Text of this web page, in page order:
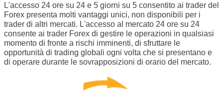
L'accesso 24 ore su 24 e 5 giorni su 5 consentito ai trader del
Forex presenta molti vantaggi unici, non disponibili per i
trader di altri mercati. L'accesso al mercato 24 ore su 24
consente ai trader Forex di gestire le operazioni in qualsiasi
momento di fronte a rischi imminenti, di sfruttare le
opportunità di trading globali ogni volta che si presentano e
di operare durante le sovrapposizioni di orario del mercato.